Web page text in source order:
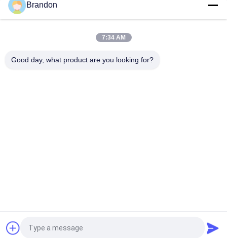
Goyentype CA45DD de Reeks van 1 1/2“ Impulsjet valve
dresser nut DD
CA45T 1 1/2“ Goyen-Type Impuls Jet Valve Threaded Right
Vraag een offerte aan
Brandon
7:34 AM
Good day, what product are you looking for?